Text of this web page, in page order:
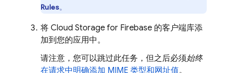
Rules。
将 Cloud Storage for Firebase 的客户端库添
加到您的应用中。
请注意，您可以跳过此任务，但之后必须始终
在请求中明确添加 MIME 类型和网址值。